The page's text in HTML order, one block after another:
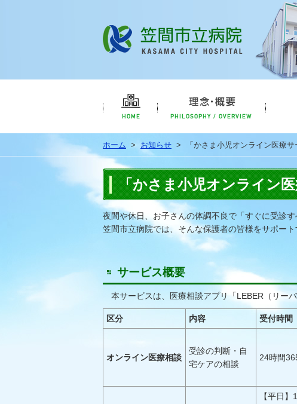
笠間市立病院
ホーム > お知らせ > 「かさま小児オンライン医療
「かさま小児オンライン
夜間や休日、お子さんの体調不良で「すぐに受診
笠間市立病院では、そんな保護者の皆様をサポー
サービス概要
本サービスは、医療相談アプリ「LEBER（リー
区分 内容 受付時間
オンライン医療相談
受診の判断・自
宅ケアの相談
24時間
【平日